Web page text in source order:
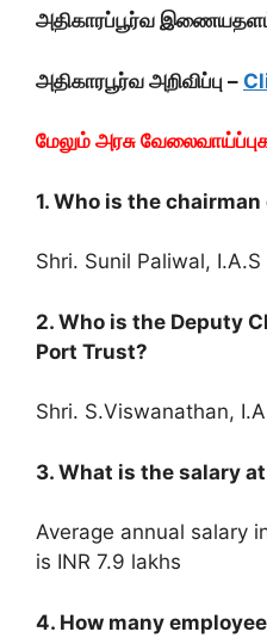
அதிகாரப்பூர்வ
அதிகாரபூர்வ அறிவிப்பு –
மேலும் அரசு
1. Who is the
Shri. Sunil Paliwal, I.A.S
2. Who is the Deputy
Port Trust?
Shri. S.Viswanathan,
3. What is the salary
Average annual salary
is INR 7.9 lakhs
4. How many